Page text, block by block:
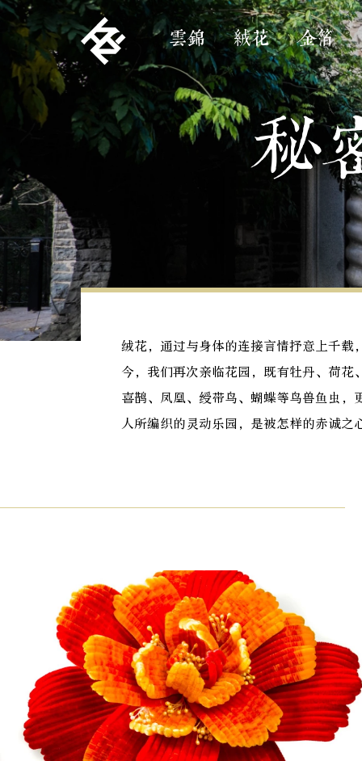
雲錦 絨花 金箔
秘
绒花，通过与身体的连接言情抒意上千载
今，我们再次亲临花园，既有牡丹、荷花
喜鹊、凤凰、绶带鸟、蝴蝶等鸟兽鱼虫，
人所编织的灵动乐园，是被怎样的赤诚之